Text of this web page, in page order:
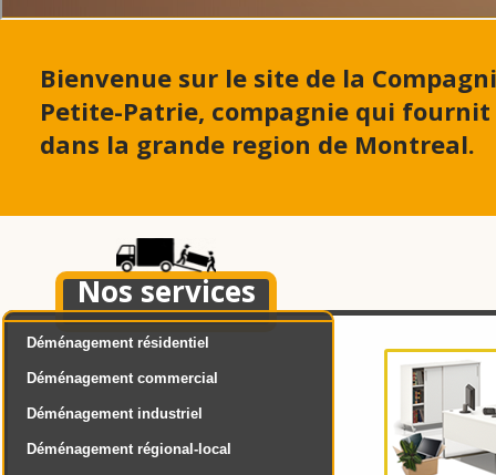
Déménagement résidentiel
Déménagement commercial
Déménagement industriel
Déménagement régional-local
Bienvenue sur le site de la
Petite-Patrie, compagnie qui fournit
dans la grande region de Montreal.
Nos services